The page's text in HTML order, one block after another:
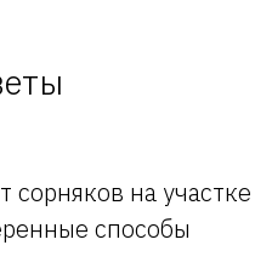
сорняков на участке
способы